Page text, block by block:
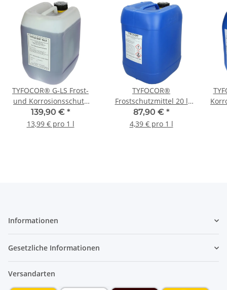
TYFOCOR® G-LS Frost-
und Korrosionsschutz
bis -28 °C für
Röhrenkollektoren 10 L
139,90 € *
13,99 € pro 1 l
TYFOCOR®
Frostschutzmittel 20 l
Fertiggemisch bis -15 °C
87,90 € *
4,39 € pro 1 l
Informationen
Gesetzliche Informationen
Versandarten